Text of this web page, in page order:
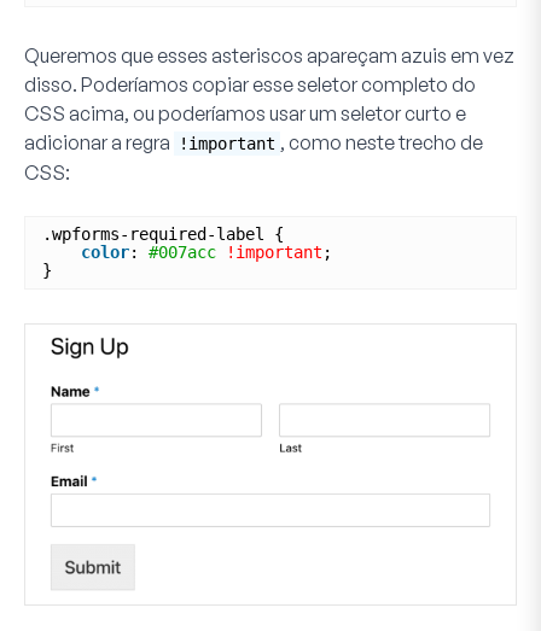
Queremos que esses asteriscos apareçam azuis em vez
disso. Poderíamos copiar esse seletor completo do
CSS acima, ou poderíamos usar um seletor curto e
adicionar a regra
!important , como neste trecho de
CSS:
.wpforms-required-label {
color: #007acc !important ;
}